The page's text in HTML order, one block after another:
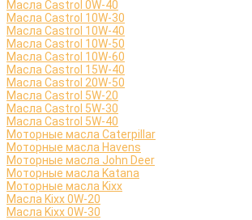
Масла Castrol 0W-40
Масла Castrol 10W-30
Масла Castrol 10W-40
Масла Castrol 10W-50
Масла Castrol 10W-60
Масла Castrol 15W-40
Масла Castrol 20W-50
Масла Castrol 5W-20
Масла Castrol 5W-30
Масла Castrol 5W-40
Моторные масла Caterpillar
Моторные масла Havens
Моторные масла John Deer
Моторные масла Katana
Моторные масла Kixx
Масла Kixx 0W-20
Масла Kixx 0W-30